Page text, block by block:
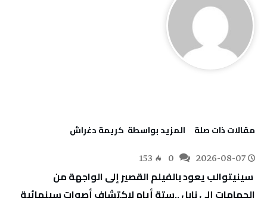
‫مقالات ذات صلة‬ ‫‫المزيد بواسطة‬ ‬ كريمة‭ ‬دغراش
2026-08-07
153